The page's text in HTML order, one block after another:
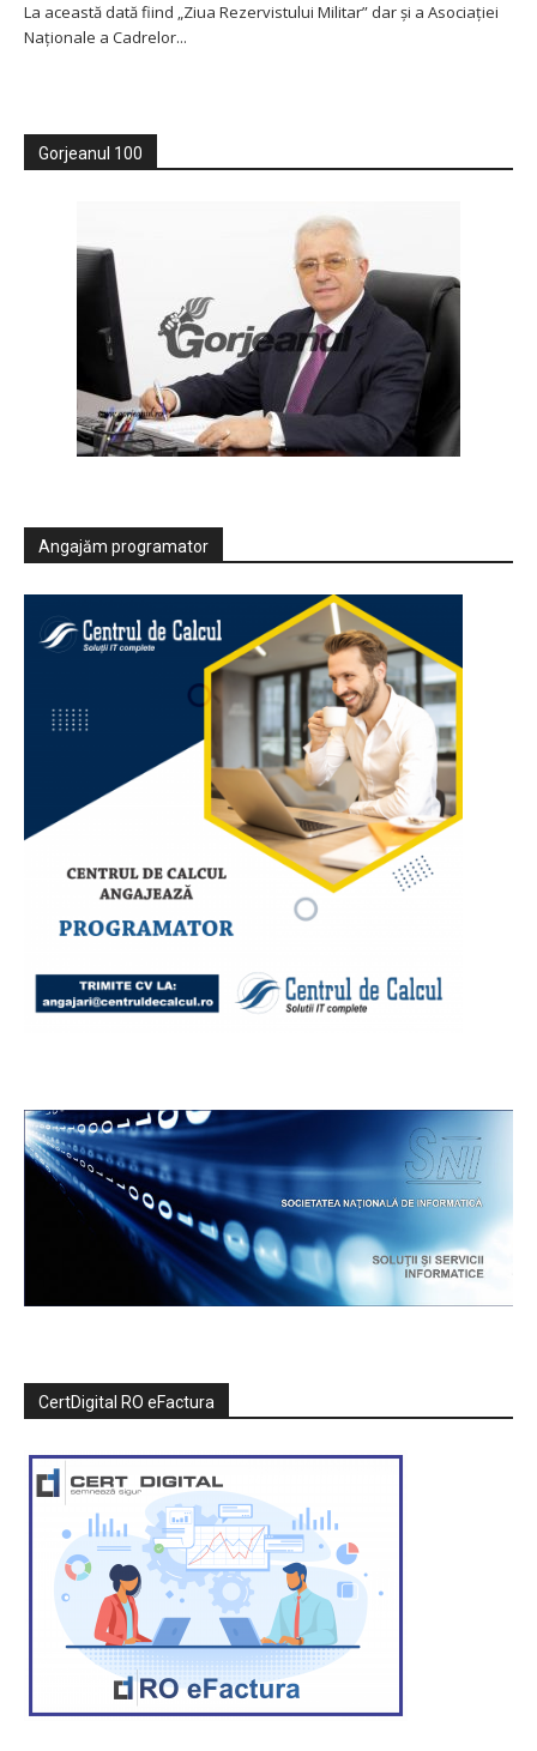
La această dată fiind „Ziua Rezervistului Militar” dar și a Asociației
Naționale a Cadrelor...
Gorjeanul 100
Angajăm programator
CertDigital RO eFactura